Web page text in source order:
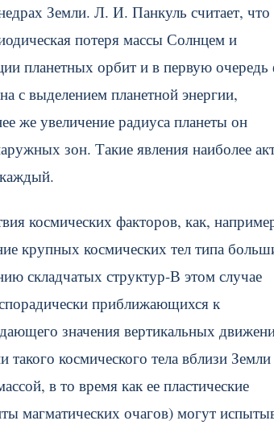
Земли. Л. И. Панкуль считает, что
потеря массы Солнцем и
планетных орбит и в первую очередь
с выделением планетной энергии,
же увеличение радиуса планеты он
зон. Такие явления наиболее
космических факторов, как,
крупных космических тел типа
складчатых структур-В этом случае
приближающихся к
значения вертикальных
космического тела вблизи Земли
в то время как ее пластические
магматических очагов) могут